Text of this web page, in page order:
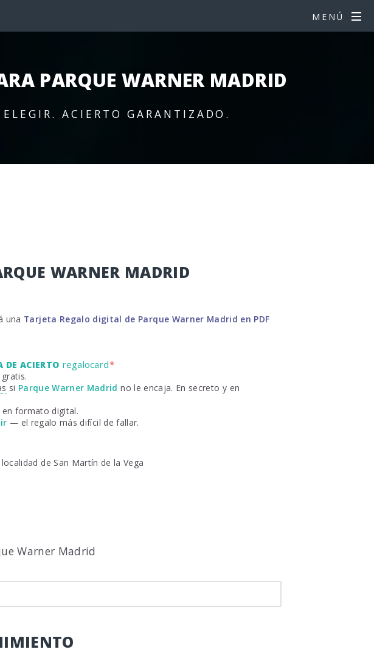
MENÚ
PARQUE WARNER MADRID
ACIERTO GARANTIZADO.
WARNER MADRID
una Tarjeta Regalo digital de Parque Warner Madrid en PDF
DE ACIERTO regalocard*
si Parque Warner Madrid no le encaja. En secreto y en
formato digital.
— el regalo más difícil de fallar.
de San Martín de la Vega
Warner Madrid